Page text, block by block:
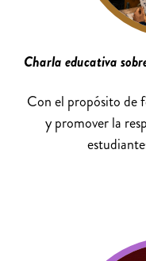
Charla educativa
Con el propósito de
y promover la